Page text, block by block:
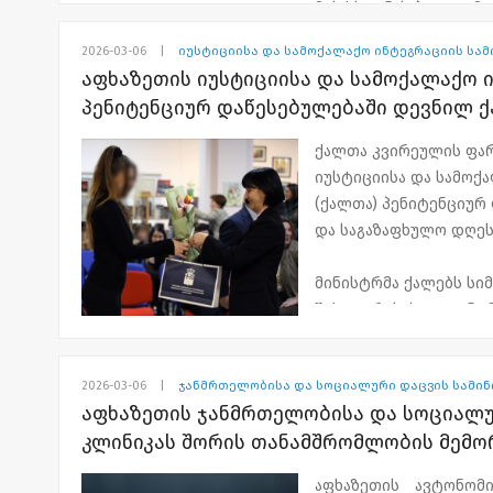
კვლევები,
მივულოცო
და ჯანმრთელობას“, -
ღონისძიებას
დავით ვერავა,
ნათია ფარცვანია
ესწრებოდნენ.
მის ხსოვნას პატივი
„დღეს პატივი
საკუთარი
თავგანწირვა, მისი
ქართველმა ადამიანმა.
დარწმუნებული
შარტავამ,
განაცხადა გიორგი
მიენიჭა.
2026-03-06| იუსტიციისა და სამოქალაქო ინტეგრაციის
აფხაზეთის იუსტიციისა და სამოქალაქო
პენიტენციურ დაწესებულებაში დევნილ
ქალთა კვირეულის
იუსტიციისა და
(ქალთა)
და საგაზაფხულო
მინისტრმა ქალებს
შეხვედრისას ალიონა
საუბარი შეეხო ასევე
“დღეს №5
2026-03-06| ჯანმრთელობისა და სოციალური დაცვის
აფხაზეთის ჯანმრთელობისა და
კლინიკას შორის თანამშრომლობის
აფხაზეთის